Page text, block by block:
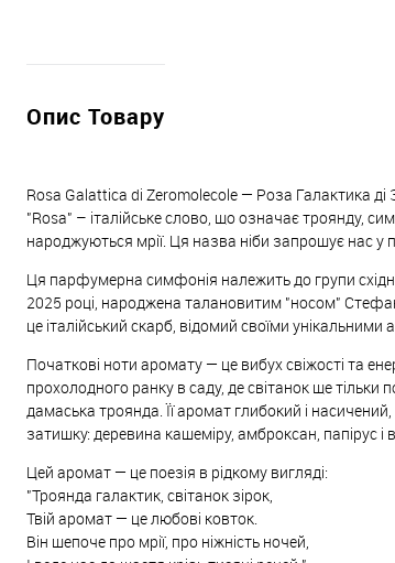
Опис Товару
Rosa Galattica di Zeromolecole — Роза Галактика ді
"Rosa" – італійське слово, що означає троянду,
народжуються мрії. Ця назва ніби запрошує нас у
Ця парфумерна симфонія належить до групи
2025 році, народжена талановитим "носом"
це італійський скарб, відомий своїми унікальними
Початкові ноти аромату — це вибух свіжості та
прохолодного ранку в саду, де світанок ще
дамаська троянда. Її аромат глибокий і
затишку: деревина кашеміру, амброксан, папірус
Цей аромат — це поезія в рідкому вигляді:
"Троянда галактик, світанок зірок,
Твій аромат — це любові ковток.
Він шепоче про мрії, про ніжність ночей,